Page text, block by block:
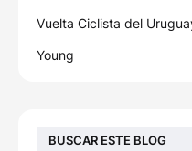
Vuelta Ciclista del
Young
BUSCAR ESTE BLOG